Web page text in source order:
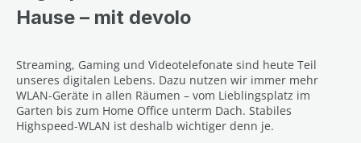
Hause – mit devolo
Streaming, Gaming und Videotelefonate sind heute Teil
unseres digitalen Lebens. Dazu nutzen wir immer mehr
WLAN-Geräte in allen Räumen – vom Lieblingsplatz im
Garten bis zum Home Office unterm Dach. Stabiles
Highspeed-WLAN ist deshalb wichtiger denn je.